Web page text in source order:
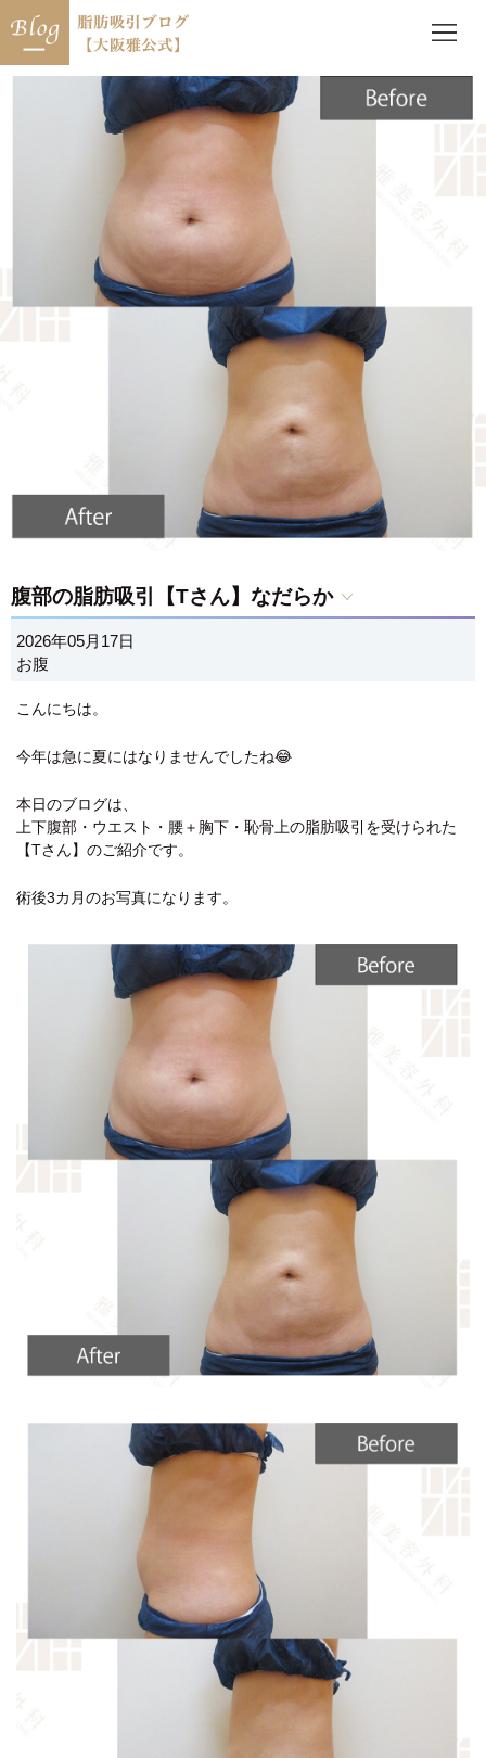
腹部の脂肪吸引【Tさん】なだらか
2026年05月17日
お腹
こんにちは。
今年は急に夏にはなりませんでしたね😂
本日のブログは、
上下腹部・ウエスト・腰＋胸下・恥骨上の脂肪吸引を受けられた
【Tさん】のご紹介です。
術後3カ月のお写真になります。